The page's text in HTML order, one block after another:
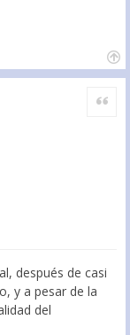
Citar
después de casi
y a pesar de la
del